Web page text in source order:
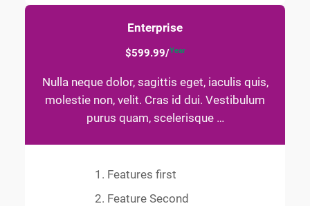
Enterprise
$599.99/Year
Nulla neque dolor, sagittis eget, iaculis quis,
molestie non, velit. Cras id dui. Vestibulum
purus quam, scelerisque …
Features first
Feature Second